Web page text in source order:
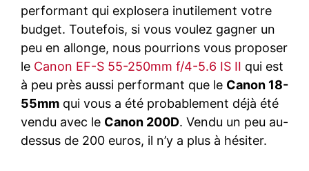
performant qui explosera inutilement votre
budget. Toutefois, si vous voulez gagner un
peu en allonge, nous pourrions vous proposer
le Canon EF-S 55-250mm f/4-5.6 IS II qui est
à peu près aussi performant que le Canon 18-
55mm qui vous a été probablement déjà été
vendu avec le Canon 200D. Vendu un peu au-
dessus de 200 euros, il n’y a plus à hésiter.